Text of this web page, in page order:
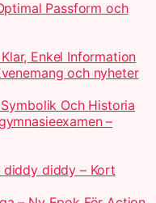
Passform och
Enkel Information
och nyheter
Och Historia
–
diddy diddy – Kort